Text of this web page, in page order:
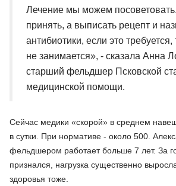
Лечение мы можем
принять, а выписать рецепт и
антибиотики, если это требуется,
не занимается», - сказала Анна
старший фельдшер Псковской
медицинской помощи.
Сейчас медики «скорой» в среднем
в сутки. При нормативе - около 500.
фельдшером работает больше 7 лет. За
признался, нагрузка существенно
здоровья тоже.